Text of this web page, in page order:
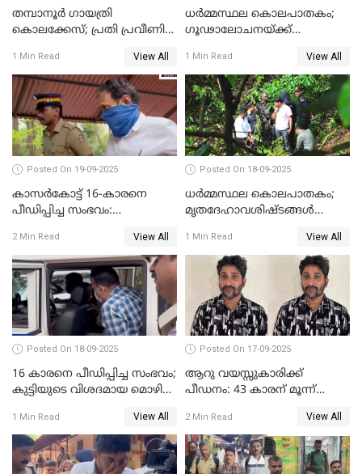
തമ്പാനൂര്‍ ഗായത്രി
കൊലക്കേസ്; പ്രതി പ്രവീണിന്
ലക്ഷം രൂപ പിഴയും
1 Min Read View All
ധർമ്മസ്ഥല കൊലപാതകം;
ഗൂഢാലോചനയ്ക്ക്
1 Min Read View All
Posted On 19-09-2025
കാസർകോട്ട് 16-കാരനെ
പീഡിപ്പിച്ച സംഭവം:
ഇടപാടുകൾ നടന്നതായി
പൊലീസ്
2 Min Read View All
Posted On 18-09-2025
ധർമ്മസ്ഥല കൊലപാതകം;
മൃതദേഹാവശിഷ്ടങ്ങൾ
1 Min Read View All
Posted On 18-09-2025
16 കാരനെ പീഡിപ്പിച്ച സംഭവം;
കുട്ടിയുടെ വിശദമായ മൊഴി
1 Min Read View All
Posted On 17-09-2025
ആറു വയസ്സുകാരിക്ക്
പീഡനം: 43 കാരന് മൂന്ന്
പിഴയും ശിക്ഷ
2 Min Read View All